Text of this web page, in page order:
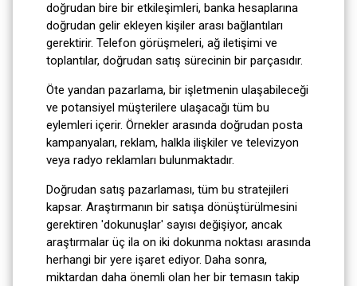
doğrudan bire bir etkileşimleri, banka hesaplarına
doğrudan gelir ekleyen kişiler arası bağlantıları
gerektirir. Telefon görüşmeleri, ağ iletişimi ve
toplantılar, doğrudan satış sürecinin bir parçasıdır.
Öte yandan pazarlama, bir işletmenin ulaşabileceği
ve potansiyel müşterilere ulaşacağı tüm bu
eylemleri içerir. Örnekler arasında doğrudan posta
kampanyaları, reklam, halkla ilişkiler ve televizyon
veya radyo reklamları bulunmaktadır.
Doğrudan satış pazarlaması, tüm bu stratejileri
kapsar. Araştırmanın bir satışa dönüştürülmesini
gerektiren 'dokunuşlar' sayısı değişiyor, ancak
araştırmalar üç ila on iki dokunma noktası arasında
herhangi bir yere işaret ediyor. Daha sonra,
miktardan daha önemli olan her bir temasın takip